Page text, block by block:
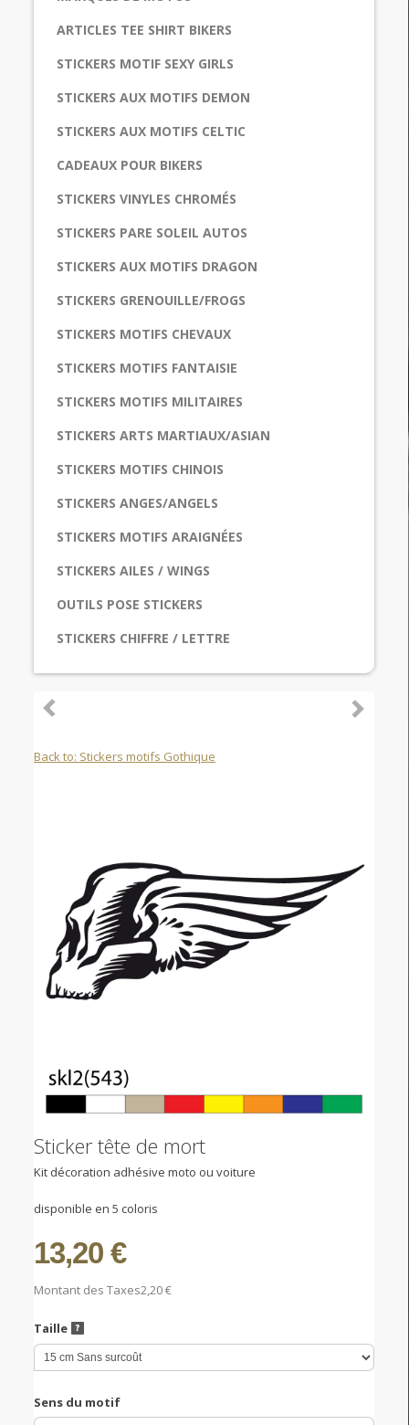
ARTICLES TEE SHIRT BIKERS
STICKERS MOTIF SEXY GIRLS
STICKERS AUX MOTIFS DEMON
STICKERS AUX MOTIFS CELTIC
CADEAUX POUR BIKERS
STICKERS VINYLES CHROMÉS
STICKERS PARE SOLEIL AUTOS
STICKERS AUX MOTIFS DRAGON
STICKERS GRENOUILLE/FROGS
STICKERS MOTIFS CHEVAUX
STICKERS MOTIFS FANTAISIE
STICKERS MOTIFS MILITAIRES
STICKERS ARTS MARTIAUX/ASIAN
STICKERS MOTIFS CHINOIS
STICKERS ANGES/ANGELS
STICKERS MOTIFS ARAIGNÉES
STICKERS AILES / WINGS
OUTILS POSE STICKERS
STICKERS CHIFFRE / LETTRE
Back to: Stickers motifs Gothique
Sticker tête de mort
Kit décoration adhésive moto ou voiture
disponible en 5 coloris
13,20 €
Montant des Taxes2,20 €
Taille
Sens du motif